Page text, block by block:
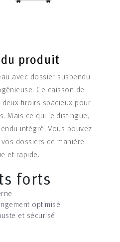
produit
avec dossier suspendu
Ce caisson de
tiroirs spacieux pour
Mais ce qui le distingue,
intégré. Vous pouvez
dossiers de manière
et rapide.
forts
optimisé
et sécurisé